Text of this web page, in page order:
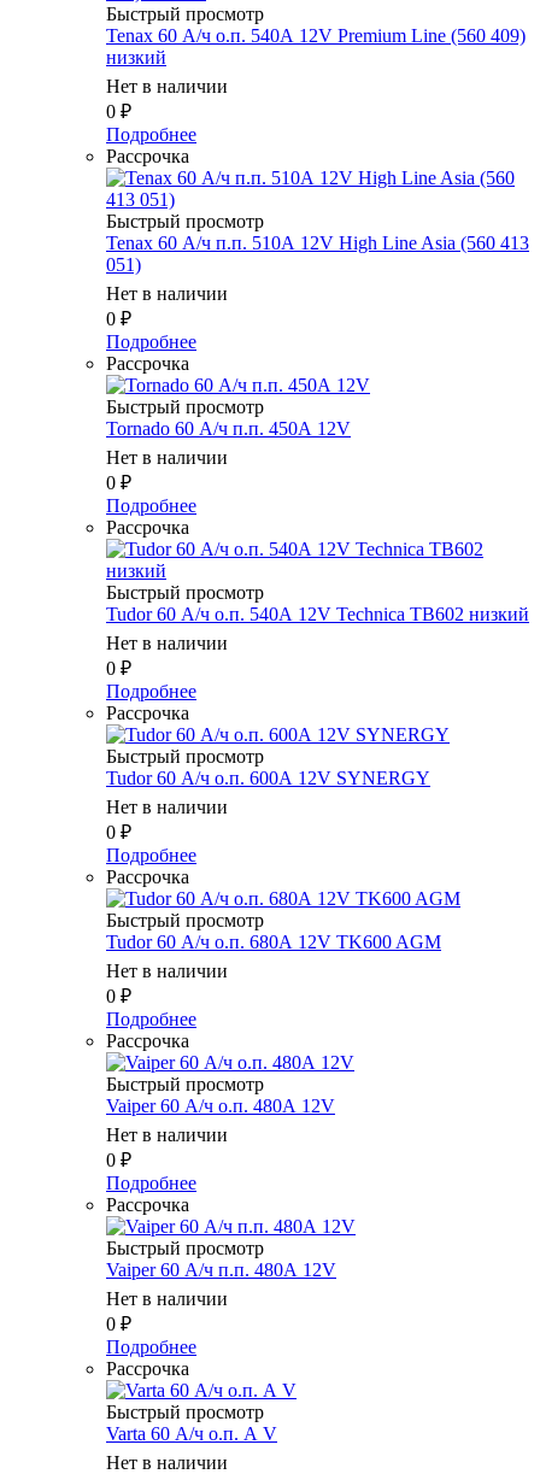
Быстрый просмотр
Tenax 60 А/ч о.п. 540А 12V Premium Line (560 409)
низкий
Нет в наличии
0 ₽
Подробнее
Рассрочка
Быстрый просмотр
Tenax 60 А/ч п.п. 510А 12V High Line Asia (560 413
051)
Нет в наличии
0 ₽
Подробнее
Рассрочка
Быстрый просмотр
Tornado 60 А/ч п.п. 450А 12V
Нет в наличии
0 ₽
Подробнее
Рассрочка
Быстрый просмотр
Tudor 60 А/ч о.п. 540А 12V Technica TB602 низкий
Нет в наличии
0 ₽
Подробнее
Рассрочка
Быстрый просмотр
Tudor 60 А/ч о.п. 600А 12V SYNERGY
Нет в наличии
0 ₽
Подробнее
Рассрочка
Быстрый просмотр
Tudor 60 А/ч о.п. 680А 12V TK600 AGM
Нет в наличии
0 ₽
Подробнее
Рассрочка
Быстрый просмотр
Vaiper 60 А/ч о.п. 480А 12V
Нет в наличии
0 ₽
Подробнее
Рассрочка
Быстрый просмотр
Vaiper 60 А/ч п.п. 480А 12V
Нет в наличии
0 ₽
Подробнее
Рассрочка
Быстрый просмотр
Varta 60 А/ч о.п. А V
Нет в наличии